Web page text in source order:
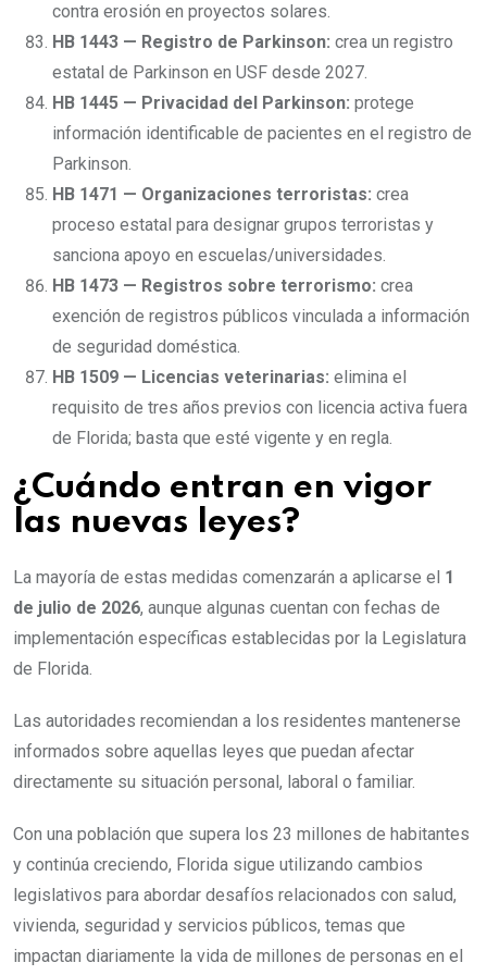
contra erosión en proyectos solares.
HB 1443 — Registro de Parkinson: crea un registro
estatal de Parkinson en USF desde 2027.
HB 1445 — Privacidad del Parkinson: protege
información identificable de pacientes en el registro de
Parkinson.
HB 1471 — Organizaciones terroristas: crea
proceso estatal para designar grupos terroristas y
sanciona apoyo en escuelas/universidades.
HB 1473 — Registros sobre terrorismo: crea
exención de registros públicos vinculada a información
de seguridad doméstica.
HB 1509 — Licencias veterinarias: elimina el
requisito de tres años previos con licencia activa fuera
de Florida; basta que esté vigente y en regla.
¿Cuándo entran en vigor
las nuevas leyes?
La mayoría de estas medidas comenzarán a aplicarse el 1
de julio de 2026, aunque algunas cuentan con fechas de
implementación específicas establecidas por la Legislatura
de Florida.
Las autoridades recomiendan a los residentes mantenerse
informados sobre aquellas leyes que puedan afectar
directamente su situación personal, laboral o familiar.
Con una población que supera los 23 millones de habitantes
y continúa creciendo, Florida sigue utilizando cambios
legislativos para abordar desafíos relacionados con salud,
vivienda, seguridad y servicios públicos, temas que
impactan diariamente la vida de millones de personas en el